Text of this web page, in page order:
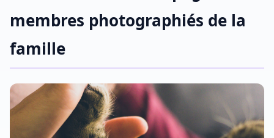
membres photographiés de la
famille